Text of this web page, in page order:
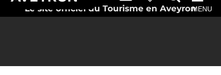
Le site officiel du Tourisme en AveyronMENU